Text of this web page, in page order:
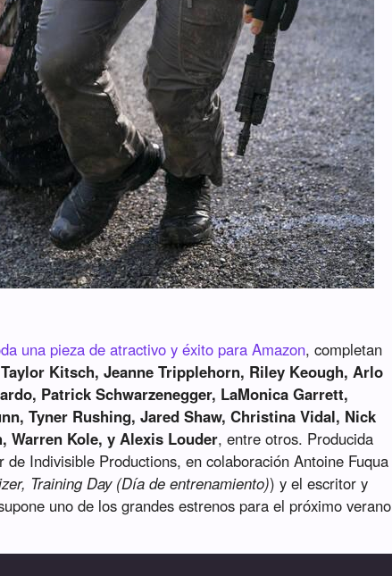
una pieza de atractivo y éxito para Amazon, completan
Kitsch, Jeanne Tripplehorn, Riley Keough, Arlo
Patrick Schwarzenegger, LaMonica Garrett,
Tyner Rushing, Jared Shaw, Christina Vidal, Nick
Warren Kole, y Alexis Louder, entre otros. Producida
de Indivisible Productions, en colaboración Antoine Fuqua
Training Day (Día de entrenamiento)) y el escritor y
uno de los grandes estrenos para el próximo verano